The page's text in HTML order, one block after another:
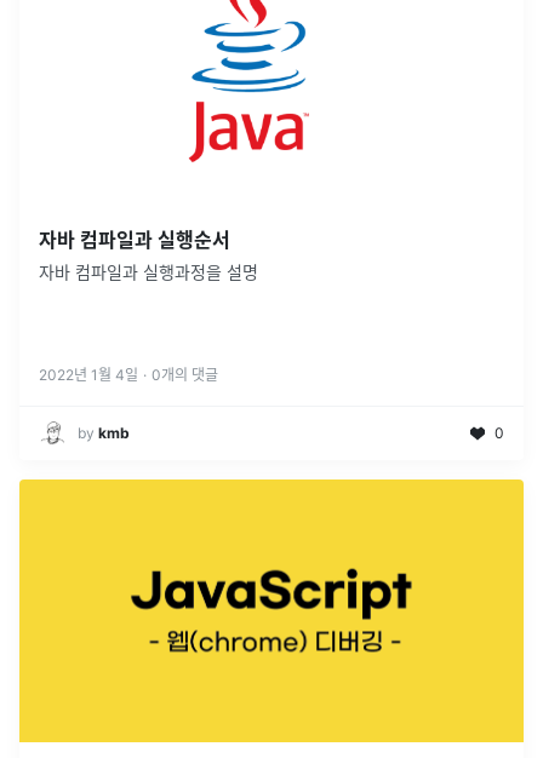
자바 컴파일과 실행순서
자바 컴파일과 실행과정을 설명
2022년 1월 4일 · 0개의 댓글
by kmb 0